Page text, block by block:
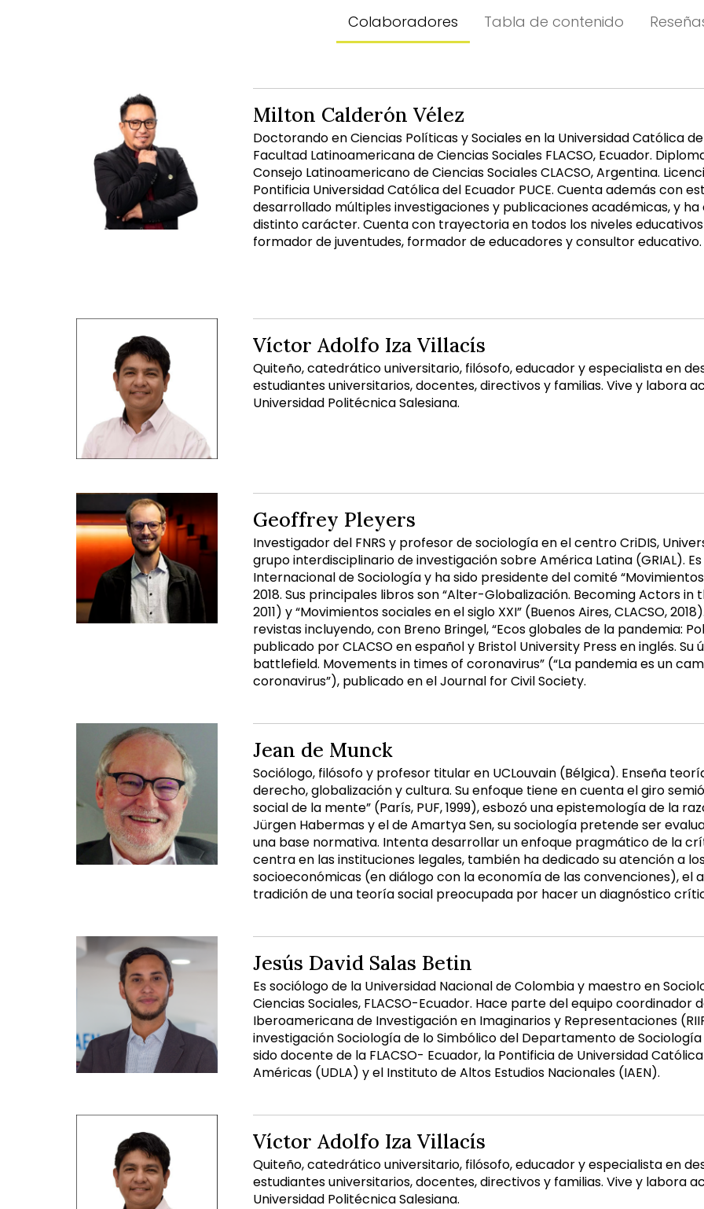
Colaboradores
Milton Calderón Vélez
Doctorando en Ciencias Políticas y Sociales en la Universidad Católica
Facultad Latinoamericana de Ciencias Sociales FLACSO, Ecuador.
Consejo Latinoamericano de Ciencias Sociales CLACSO, Argentina.
Pontificia Universidad Católica del Ecuador PUCE. Cuenta además con
desarrollado múltiples investigaciones y publicaciones académicas, y
distinto carácter. Cuenta con trayectoria en todos los niveles
formador de juventudes, formador de educadores y consultor educativo.
Víctor Adolfo Iza Villacís
Quiteño, catedrático universitario, filósofo, educador y especialista en
estudiantes universitarios, docentes, directivos y familias. Vive y labora
Universidad Politécnica Salesiana.
Geoffrey Pleyers
Investigador del FNRS y profesor de sociología en el centro CriDIS,
grupo interdisciplinario de investigación sobre América Latina (GRIAL).
Internacional de Sociología y ha sido presidente del comité
2018. Sus principales libros son “Alter-Globalización. Becoming Actors in
2011) y “Movimientos sociales en el siglo XXI” (Buenos Aires, CLACSO,
revistas incluyendo, con Breno Bringel, “Ecos globales de la pandemia:
publicado por CLACSO en español y Bristol University Press en inglés.
battlefield. Movements in times of coronavirus” (“La pandemia es un
coronavirus”), publicado en el Journal for Civil Society.
Jean de Munck
Sociólogo, filósofo y profesor titular en UCLouvain (Bélgica). Enseña
derecho, globalización y cultura. Su enfoque tiene en cuenta el giro
social de la mente” (París, PUF, 1999), esbozó una epistemología de la
Jürgen Habermas y el de Amartya Sen, su sociología pretende ser
una base normativa. Intenta desarrollar un enfoque pragmático de la
centra en las instituciones legales, también ha dedicado su atención a
socioeconómicas (en diálogo con la economía de las convenciones), el
tradición de una teoría social preocupada por hacer un diagnóstico
Jesús David Salas Betin
Es sociólogo de la Universidad Nacional de Colombia y maestro en
Ciencias Sociales, FLACSO-Ecuador. Hace parte del equipo coordinador
Iberoamericana de Investigación en Imaginarios y Representaciones
investigación Sociología de lo Simbólico del Departamento de
sido docente de la FLACSO- Ecuador, la Pontificia de Universidad
Américas (UDLA) y el Instituto de Altos Estudios Nacionales (IAEN).
Víctor Adolfo Iza Villacís
Quiteño, catedrático universitario, filósofo, educador y especialista en
estudiantes universitarios, docentes, directivos y familias. Vive y labora
Universidad Politécnica Salesiana.
Tabla de contenido